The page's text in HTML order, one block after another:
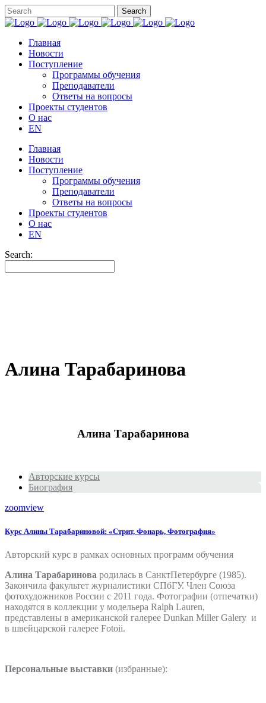
Главная
Новости
Поступление
Программы обучения
Преподаватели
Ответы на вопросы
Проекты студентов
О нас
EN
Главная
Новости
Поступление
Программы обучения
Преподаватели
Ответы на вопросы
Проекты студентов
О нас
EN
Search:
Алина Тарабаринова
Алина Тарабаринова
Авторские курсы
Биография
zoomview
Курс Алины Тарабариновой: «Стрит, Фонарь, Фотография»
Авторский курс в рамках основных программ обучения
Алина Тарабаринова родилась в Санкт­Петербурге (1985).
Закончила факультет журналистики СПбГУ. Член Союза
фотохудожников России c 2011 года. Фотографии (отпечатки)
находятся в коллекции у модельера Ralph Lauren,
представлены в американской галерее Dunkan Miller Galery и
в швейцарской галерее Fotoii.
Персональные выставки (избранные):